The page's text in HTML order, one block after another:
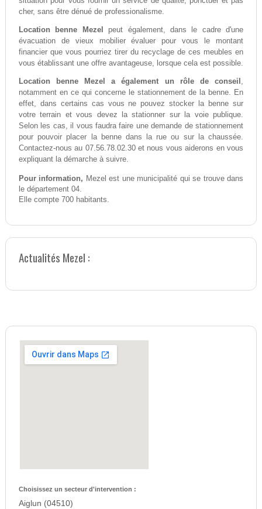
cher, sans être dénué de professionalisme.
Location benne Mezel
peut également, dans le cadre d'une
évacuation de vieux mobilier évaluer pour vous le montant
financier que vous pourriez tirer du recyclage de ces meubles en
vous établissant une offre avantageuse, lorsque cela est possible.
Location benne Mezel a également un rôle de conseil ,
notamment en ce qui concerne le stationnement de la benne. En
effet, dans certains cas vous ne pouvez stocker la benne sur
votre terrain et vous devez la stationner sur la voie publique.
Selon les cas, il vous faudra faire une demande de stationnement
pour pouvoir placer la benne dans la rue ou sur la chaussée.
Contactez-nous au 07.56.78.02.30 et nous vous aiderons en vous
expliquant la démarche à suivre.
Pour information, Mezel est une municipalité qui se trouve dans
le département 04.
Elle compte 700 habitants.
Actualités Mezel :
Choisissez un secteur d'intervention :
Aiglun (04510)